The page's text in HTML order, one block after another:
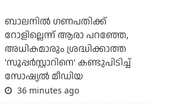
ബാലനില്‍ ഗണപതിക്ക്
റോളില്ലെന്ന് ആരാ പറഞ്ഞേ,
അധികമാരും ശ്രദ്ധിക്കാത്ത
'സൂപ്പര്‍സ്റ്റാറിനെ' കണ്ടുപിടിച്ച്
സോഷ്യല്‍ മീഡിയ
36 minutes ago